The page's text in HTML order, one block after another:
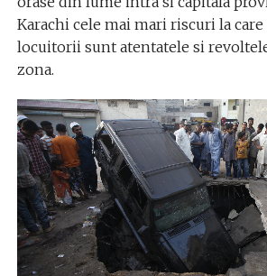
Karachi cele mai mari riscuri la
locuitorii sunt atentatele si
zona.